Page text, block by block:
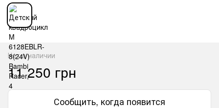
Нет в наличии
11 250 грн
Сообщить, когда появится